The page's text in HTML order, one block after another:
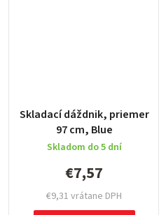
Skladací dáždnik, priemer
97 cm, Blue
Skladom do 5 dní
€9,31 vrátane DPH
€7,57